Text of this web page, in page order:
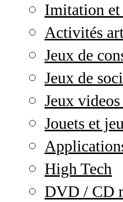
Imitation et
Activités
Jeux de
Jeux de
Jeux
Jouets et
High Tech
DVD / CD